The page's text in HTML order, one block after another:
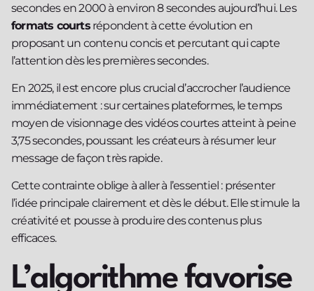
secondes en 2000 à environ 8 secondes aujourd’hui. Les
formats courtsrépondent à cette évolution en
proposant un contenu concis et percutant qui capte
l’attention dès les premières secondes.
En 2025, il est encore plus crucial d’accrocher l’audience
immédiatement : sur certaines plateformes, le temps
moyen de visionnage des vidéos courtes atteint à peine
3,75 secondes, poussant les créateurs à résumer leur
message de façon très rapide.
Cette contrainte oblige à aller à l’essentiel : présenter
l’idée principale clairement et dès le début. Elle stimule la
créativité et pousse à produire des contenus plus
efficaces.
L’algorithme favorise